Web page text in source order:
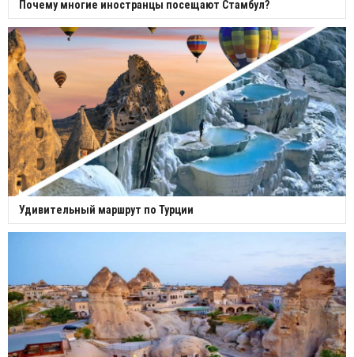
Почему многие иностранцы посещают Стамбул?
Удивительный маршрут по Турции